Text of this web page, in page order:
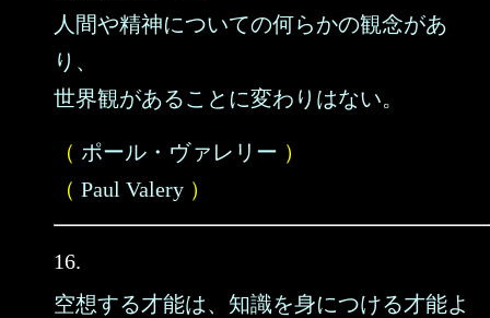
人間や精神についての何らかの観念があ
り、
世界観があることに変わりはない。
（ ポール・ヴァレリー ）
（ Paul Valery ）
16.
空想する才能は、知識を身につける才能よ